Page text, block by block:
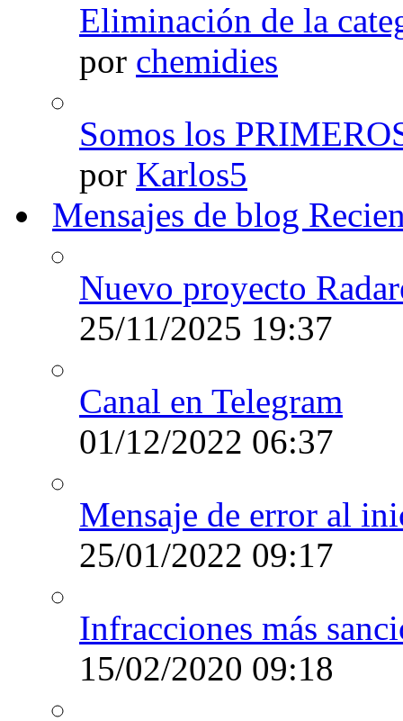
Eliminación de la
por chemidies
Somos los
por Karlos5
Mensajes de blog
Nuevo proyecto
25/11/2025 19:37
Canal en Telegram
01/12/2022 06:37
Mensaje de error al
25/01/2022 09:17
Infracciones más
15/02/2020 09:18